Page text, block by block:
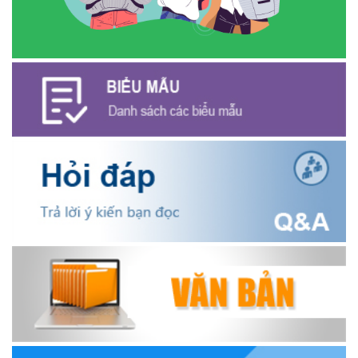
Hội Cựu chiến binh xã Ea Kiết tăng cường công tác kiểm tra,
giám sát nhằm nâng cao chất lượng tín dụng chính sách
Hội Cựu chiến binh xã Ea Kiết tăng cường công tác kiểm tra,
giám sát nhằm nâng cao chất lượng tín dụng chính sách
(26/11/2025)
Hiệu quả từ nguồn vốn vay Ngân hàng Chính sách xã hội giúp
các hộ nghèo, cận nghèo thoát nghèo
Thông báo mời báo giá chỉnh lý hồ sơ tại Văn phòng Đảng ủy xã
Ea Kiết
(23/04/2026)
NIỀM VUI CỦA NGƯỜI DÂN ĐỐI VỚI CHƯƠNG TRÌNH TÍN DỤNG
(26/03/2026)